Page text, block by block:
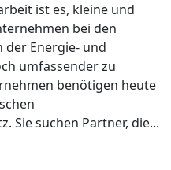
ist es, kleine und
bei den
Energie- und
umfassender zu
benötigen heute
Sie suchen Partner, die...